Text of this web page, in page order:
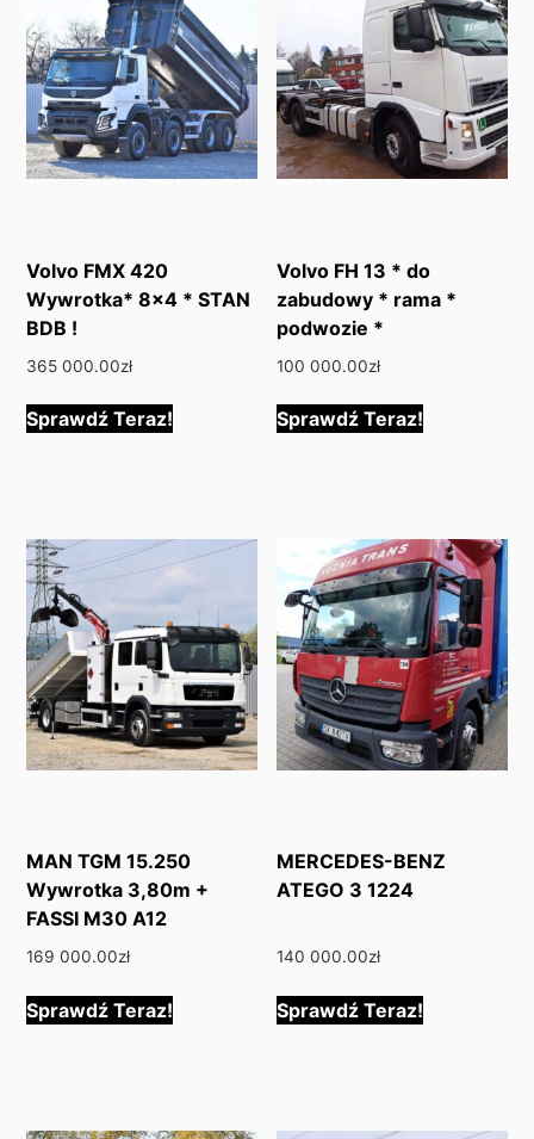
Volvo FMX 420
Wywrotka* 8×4 * STAN
BDB !
365 000.00zł
Sprawdź Teraz!
Volvo FH 13 * do
zabudowy * rama *
podwozie *
100 000.00zł
Sprawdź Teraz!
MAN TGM 15.250
Wywrotka 3,80m +
FASSI M30 A12
169 000.00zł
Sprawdź Teraz!
MERCEDES-BENZ
ATEGO 3 1224
140 000.00zł
Sprawdź Teraz!